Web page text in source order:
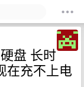
盘 长时
在充不上电